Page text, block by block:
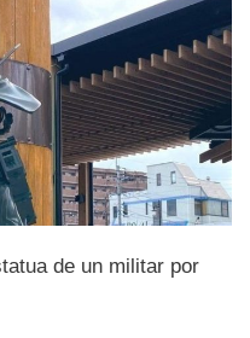
de un militar por